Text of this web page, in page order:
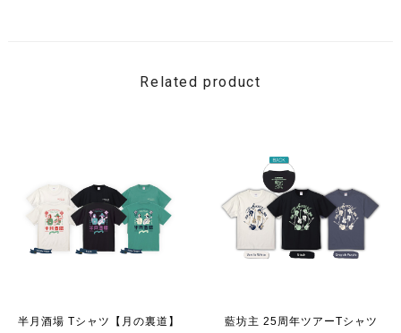
Related product
半月酒場 Tシャツ【月の裏道】
藍坊主 25周年ツアーTシャツ